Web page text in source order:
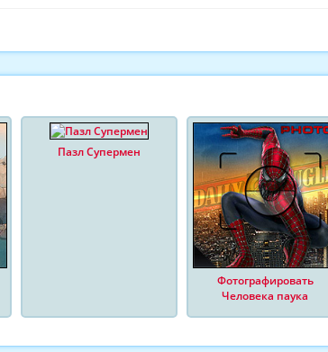
Пазл Супермен
Фотографировать
Человека паука